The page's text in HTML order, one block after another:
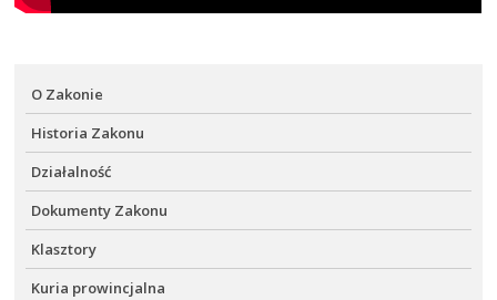
O Zakonie
Historia Zakonu
Działalność
Dokumenty Zakonu
Klasztory
Kuria prowincjalna